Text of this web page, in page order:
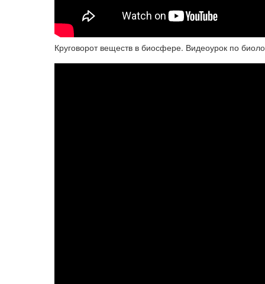
Круговорот веществ в биосфере. Видеоурок по